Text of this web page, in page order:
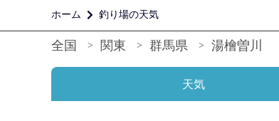
ホーム 釣り場の天気
全国 関東 群馬県 湯檜曽川
天気